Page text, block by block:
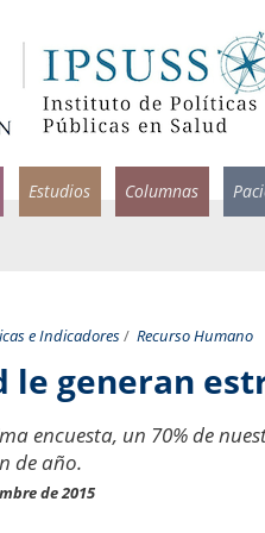
Estudios Columnas
e Indicadores/ Recurso Humano
le generan
encuesta, un 70% de
de año.
de 2015
Infectólogo y profesor
Medicina, Universidad
Usamos la palabra